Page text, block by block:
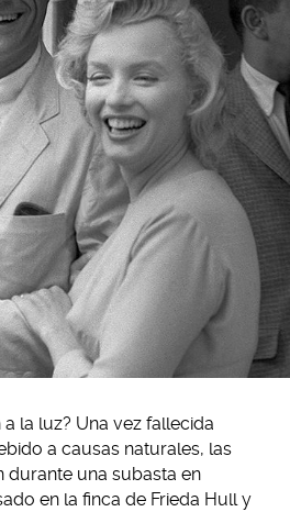
la luz? Una vez fallecida
a causas naturales, las
durante una subasta en
en la finca de Frieda Hull y